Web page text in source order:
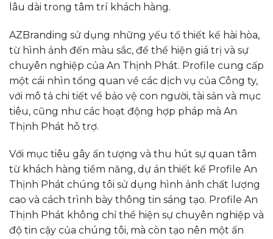
lâu dài trong tâm trí khách hàng.
AZBranding sử dụng những yếu tố thiết kế hài hòa,
từ hình ảnh đến màu sắc, để thể hiện giá trị và sự
chuyên nghiệp của An Thịnh Phát. Profile cung cấp
một cái nhìn tổng quan về các dịch vụ của Công ty,
với mô tả chi tiết về bảo vệ con người, tài sản và mục
tiêu, cũng như các hoạt động hợp pháp mà An
Thịnh Phát hỗ trợ.
Với mục tiêu gây ấn tượng và thu hút sự quan tâm
từ khách hàng tiềm năng, dự án thiết kế Profile An
Thịnh Phát chúng tôi sử dụng hình ảnh chất lượng
cao và cách trình bày thông tin sáng tạo. Profile An
Thịnh Phát không chỉ thể hiện sự chuyên nghiệp và
độ tin cậy của chúng tôi, mà còn tạo nên một ấn